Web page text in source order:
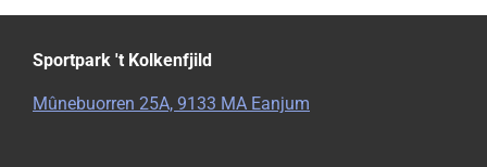
o
k
g
a
Sportpark 't Kolkenfjild
Mûnebuorren 25A, 9133 MA Eanjum